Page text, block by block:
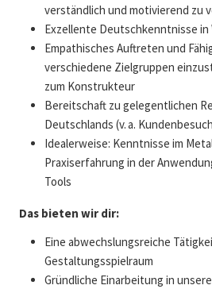
verständlich und motivierend zu
Exzellente Deutschkenntnisse in
Empathisches Auftreten und
verschiedene Zielgruppen
zum Konstrukteur
Bereitschaft zu gelegentlichen
Deutschlands (v. a.
Idealerweise: Kenntnisse im
Praxiserfahrung in der
Tools
Das bieten wir dir:
Eine abwechslungsreiche
Gestaltungsspielraum
Gründliche Einarbeitung in